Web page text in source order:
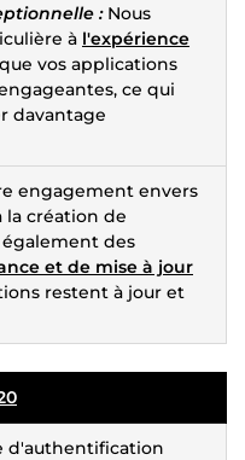
:Nous
à l'expérience
vos applications
ce qui
davantage
engagement envers
la création de
des
et de mise à jour
restent à jour et
d'authentification